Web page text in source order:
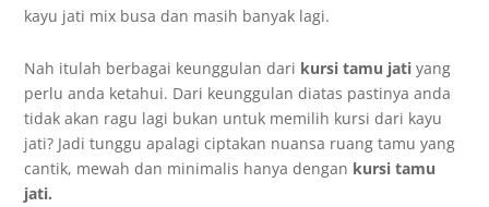
kayu jati mix busa dan masih banyak lagi.
Nah itulah berbagai keunggulan dari kursi tamu jatiyang
perlu anda ketahui. Dari keunggulan diatas pastinya anda
tidak akan ragu lagi bukan untuk memilih kursi dari kayu
jati? Jadi tunggu apalagi ciptakan nuansa ruang tamu yang
cantik, mewah dan minimalis hanya dengan kursi tamu
jati.